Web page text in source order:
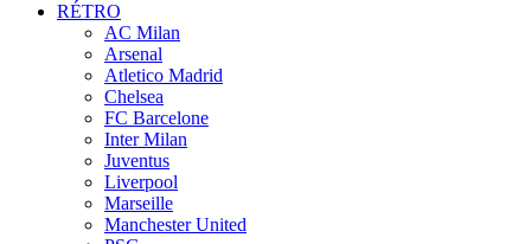
RÉTRO
AC Milan
Arsenal
Atletico Madrid
Chelsea
FC Barcelone
Inter Milan
Juventus
Liverpool
Marseille
Manchester United